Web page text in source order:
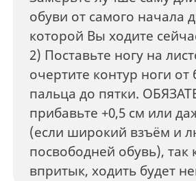
обуви от самого начала
которой Вы ходите
2) Поставьте ногу на
очертите контур ноги
пальца до пятки.
прибавьте +0,5 см или
(если широкий взъём и
посвободней обувь), так
впритык, ходить будет